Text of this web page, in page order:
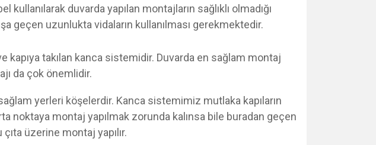
kullanılarak duvarda yapılan montajların sağlıklı olmadığı
geçen uzunlukta vidaların kullanılması gerekmektedir.
takılan kanca sistemidir. Duvarda en sağlam montaj
da çok önemlidir.
sağlam yerleri köşelerdir. Kanca sistemimiz mutlaka kapıların
noktaya montaj yapılmak zorunda kalınsa bile buradan geçen
üzerine montaj yapılır.